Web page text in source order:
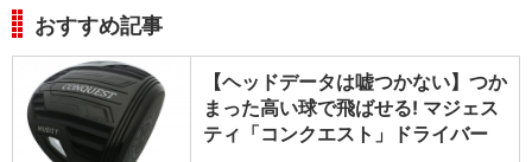
おすすめ記事
【ヘッドデータは嘘つかない】つか
まった高い球で飛ばせる! マジェス
ティ「コンクエスト」ドライバー